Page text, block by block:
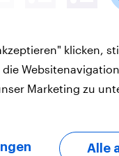
Studie zum
Bier,
klicken,
Marketing zu
Alle